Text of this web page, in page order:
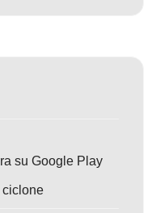
su Google Play
ciclone